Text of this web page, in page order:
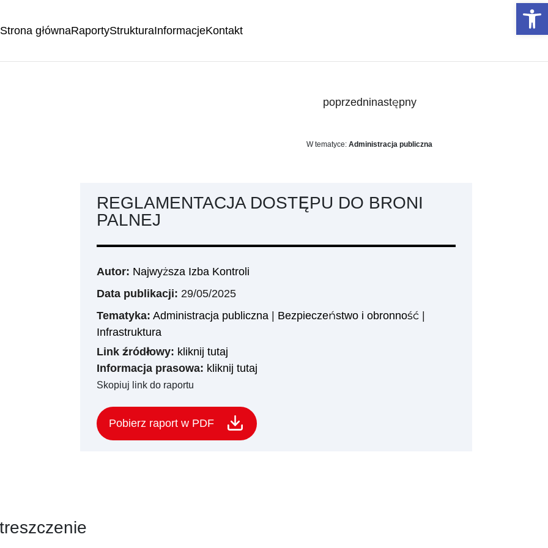
Strona głównaRaportyStrukturaInformacjeKontakt
poprzedninastępny
W tematyce: Administracja publiczna
REGLAMENTACJA DOSTĘPU DO BRONI
PALNEJ
Autor: Najwyższa Izba Kontroli
Data publikacji: 29/05/2025
Tematyka: Administracja publiczna| Bezpieczeństwo i obronność|
Infrastruktura
Link źródłowy: kliknij tutaj
Informacja prasowa: kliknij tutaj
Skopiuj link do raportu
Pobierz raport w PDF